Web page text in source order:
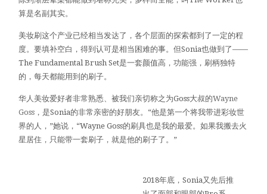
算是名副其实。
美妆刷这个产业已经相当发达了，各个层面的探索都到了一定的程
度。要填补空白，得到认可是相当困难的事。但Sonia也做到了——
The Fundamental Brush Set是一套颜值高，功能强，刷柄独特
的，每天都能用到的刷子。
华人美妆爱好者非常熟悉、被我们亲切称之为Goss大叔的Wayne
Goss ，是Sonia的非常亲密的好朋友。“他是第一个将我带进彩妆世
界的人，”她说，“Wayne Goss的刷具也是我的最爱。如果我搬去火
星居住，只能带一套刷子，就是他的刷子了。”
2018年底，Sonia又先后推